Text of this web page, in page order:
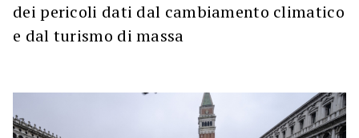
dei pericoli dati dal cambiamento climatico
e dal turismo di massa